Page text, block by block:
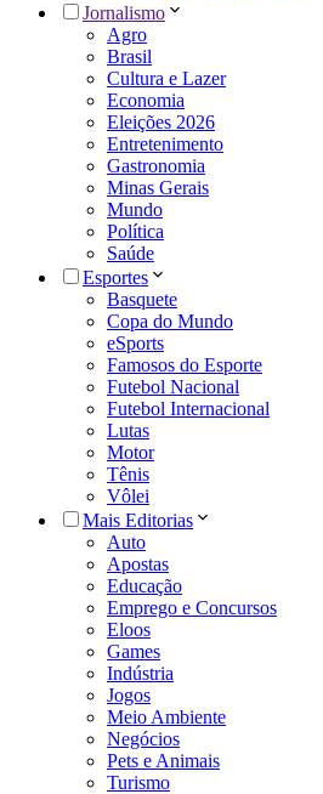
Jornalismo
Agro
Brasil
Cultura e Lazer
Economia
Eleições 2026
Entretenimento
Gastronomia
Minas Gerais
Mundo
Política
Saúde
Esportes
Basquete
Copa do Mundo
eSports
Famosos do Esporte
Futebol Nacional
Futebol Internacional
Lutas
Motor
Tênis
Vôlei
Mais Editorias
Auto
Apostas
Educação
Emprego e Concursos
Eloos
Games
Indústria
Jogos
Meio Ambiente
Negócios
Pets e Animais
Turismo